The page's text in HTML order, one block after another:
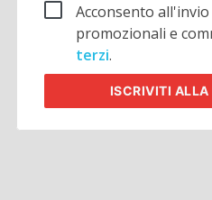
Acconsento
promozionali e
terzi.
ISCRIVITI ALLA